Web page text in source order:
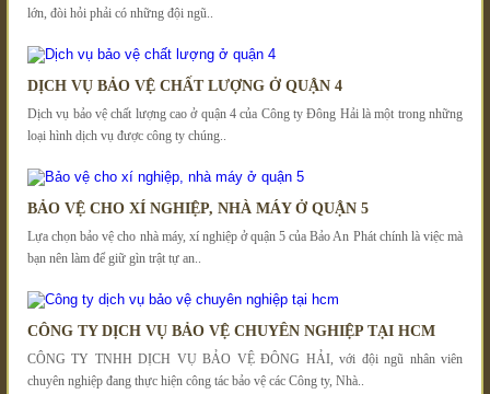
lớn, đòi hỏi phải có những đội ngũ..
DỊCH VỤ BẢO VỆ CHẤT LƯỢNG Ở QUẬN 4
Dịch vụ bảo vệ chất lượng cao ở quận 4 của Công ty Đông Hải là một trong những
loại hình dịch vụ được công ty chúng..
BẢO VỆ CHO XÍ NGHIỆP, NHÀ MÁY Ở QUẬN 5
Lựa chọn bảo vệ cho nhà máy, xí nghiệp ở quận 5 của Bảo An Phát chính là việc mà
bạn nên làm để giữ gìn trật tự an..
CÔNG TY DỊCH VỤ BẢO VỆ CHUYÊN NGHIỆP TẠI HCM
CÔNG TY TNHH DỊCH VỤ BẢO VỆ ĐÔNG HẢI, với đội ngũ nhân viên
chuyên nghiệp đang thực hiện công tác bảo vệ các Công ty, Nhà..